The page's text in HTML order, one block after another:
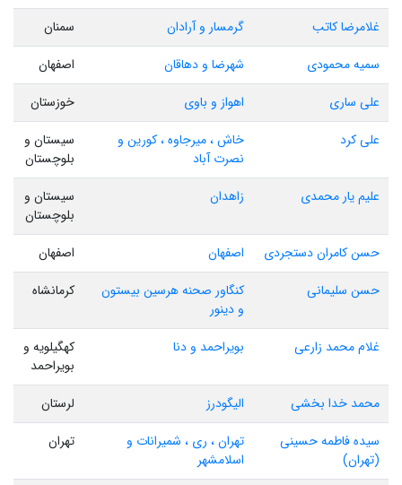
غلامرضا کاتب گرمسار و آرادان
سمنان
سمیه محمودی
شهرضا و دهاقان
اصفهان
علی ساری
اهواز و باوی
خوزستان
علی کرد
خاش ، میرجاوه ، کورین و
نصرت آباد
سیستان و
بلوچستان
علیم یار محمدی
زاهدان
سیستان و
بلوچستان
حسن کامران دستجردی
اصفهان
اصفهان
حسن سلیمانی
کنگاور صحنه هرسین بیستون
و دینور
کرمانشاه
غلام محمد زارعی بویراحمد و دنا
کهگیلویه و
بویراحمد
محمد خدا بخشی
الیگودرز
لرستان
سیده فاطمه حسینی
(تهران)
تهران ، ری ، شمیرانات و
اسلامشهر
تهران